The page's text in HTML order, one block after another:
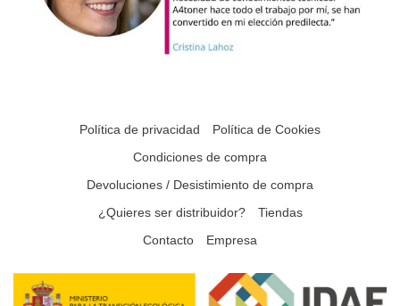
Política de privacidad
Política de Cookies
Condiciones de compra
Devoluciones / Desistimiento de compra
¿Quieres ser distribuidor?
Tiendas
Contacto
Empresa